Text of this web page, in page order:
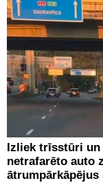
Izliek trīsstūri
netrafarēto auto
ātrumpārkāpējus